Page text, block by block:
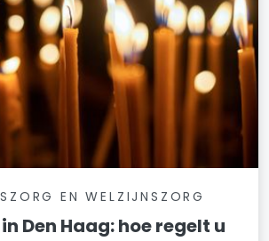
EN WELZIJNSZORG
Den Haag: hoe regelt u